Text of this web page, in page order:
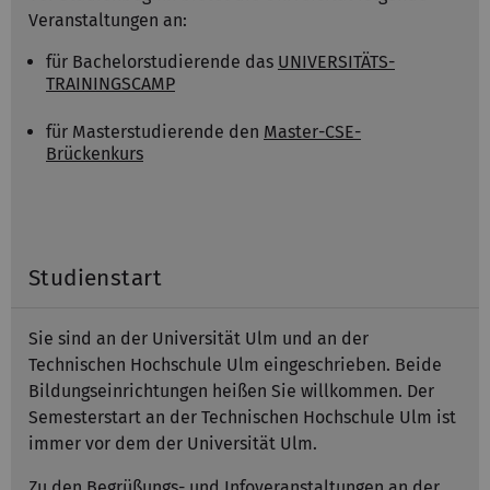
Veranstaltungen an:
für Bachelorstudierende das UNIVERSITÄTS-
TRAININGSCAMP
für Masterstudierende den Master-CSE-
Brückenkurs
Studienstart
Sie sind an der Universität Ulm und an der
Technischen Hochschule Ulm eingeschrieben. Beide
Bildungseinrichtungen heißen Sie willkommen. Der
Semesterstart an der Technischen Hochschule Ulm ist
immer vor dem der Universität Ulm.